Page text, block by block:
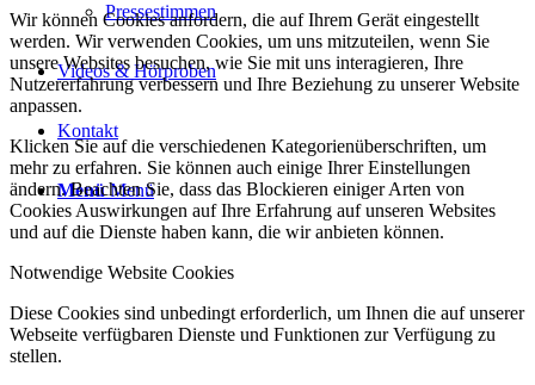
Pressestimmen
Videos & Hörproben
Kontakt
Menü Menü
Wir können Cookies anfordern, die auf Ihrem Gerät eingestellt
werden. Wir verwenden Cookies, um uns mitzuteilen, wenn Sie
unsere Websites besuchen, wie Sie mit uns interagieren, Ihre
Nutzererfahrung verbessern und Ihre Beziehung zu unserer Website
anpassen.
Klicken Sie auf die verschiedenen Kategorienüberschriften, um
mehr zu erfahren. Sie können auch einige Ihrer Einstellungen
ändern. Beachten Sie, dass das Blockieren einiger Arten von
Cookies Auswirkungen auf Ihre Erfahrung auf unseren Websites
und auf die Dienste haben kann, die wir anbieten können.
Notwendige Website Cookies
Diese Cookies sind unbedingt erforderlich, um Ihnen die auf unserer
Webseite verfügbaren Dienste und Funktionen zur Verfügung zu
stellen.